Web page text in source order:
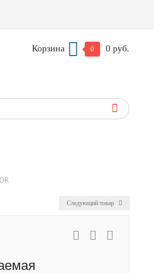
Корзина 0 0 руб.
Следующий товар